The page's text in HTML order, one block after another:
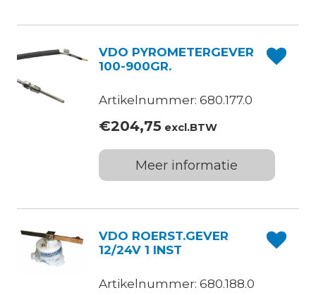
VDO PYROMETERGEVER
100-900GR.
Artikelnummer: 680.177.0
€204,75excl.BTW
Meer informatie
VDO ROERST.GEVER
12/24V 1 INST
Artikelnummer: 680.188.0